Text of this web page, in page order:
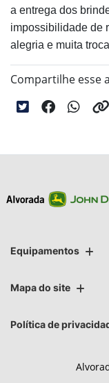
a entrega dos
impossibilidade de
alegria e muita
Compartilhe esse
Equipamentos
Mapa do site
Política de